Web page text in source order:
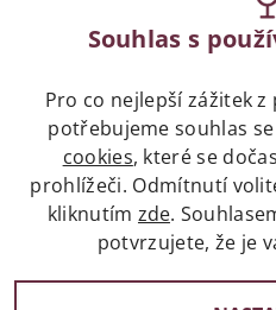
Legislativa
Zákaz prodeje
mladších 18 let.
Naše služby
Souhlas s
Pro co nejlepší zážitek
potřebujeme souhlas se
cookies, které se
prohlížeči. Odmítnutí
kliknutím zde.
potvrzujete, že je